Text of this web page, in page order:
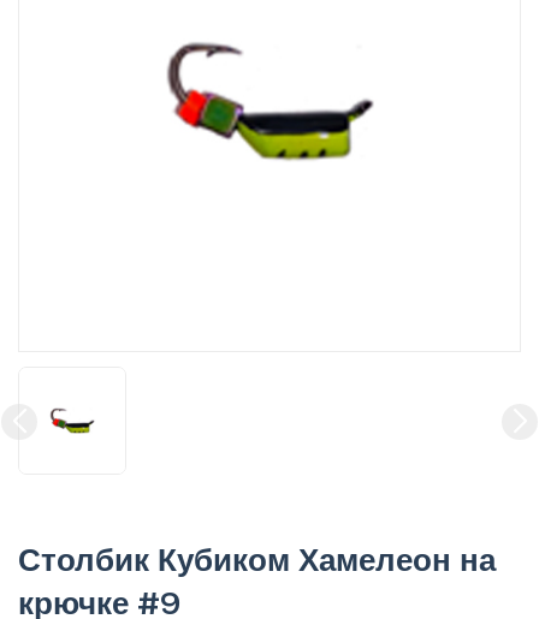
Столбик Кубиком Хамелеон на
крючке #9